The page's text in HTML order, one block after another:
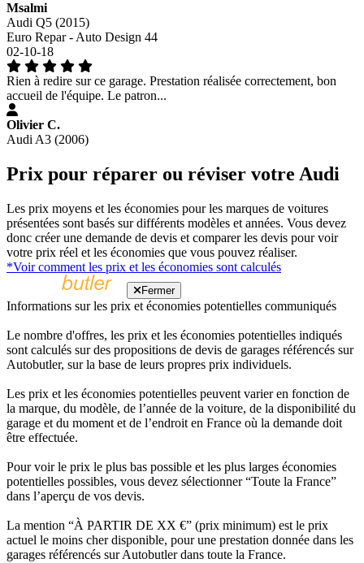
Msalmi
Audi Q5 (2015)
Euro Repar - Auto Design 44
02-10-18
Rien à redire sur ce garage. Prestation réalisée correctement, bon
accueil de l'équipe. Le patron...
Olivier C.
Audi A3 (2006)
Prix pour réparer ou réviser votre Audi
Les prix moyens et les économies pour les marques de voitures
présentées sont basés sur différents modèles et années. Vous devez
donc créer une demande de devis et comparer les devis pour voir
votre prix réel et les économies que vous pouvez réaliser.
*Voir comment les prix et les économies sont calculés
Fermer
Informations sur les prix et économies potentielles communiqués
Le nombre d'offres, les prix et les économies potentielles indiqués
sont calculés sur des propositions de devis de garages référencés sur
Autobutler, sur la base de leurs propres prix individuels.
Les prix et les économies potentielles peuvent varier en fonction de
la marque, du modèle, de l’année de la voiture, de la disponibilité du
garage et du moment et de l’endroit en France où la demande doit
être effectuée.
Pour voir le prix le plus bas possible et les plus larges économies
potentielles possibles, vous devez sélectionner “Toute la France”
dans l’aperçu de vos devis.
La mention “À PARTIR DE XX €” (prix minimum) est le prix
actuel le moins cher disponible, pour une prestation donnée dans les
garages référencés sur Autobutler dans toute la France.